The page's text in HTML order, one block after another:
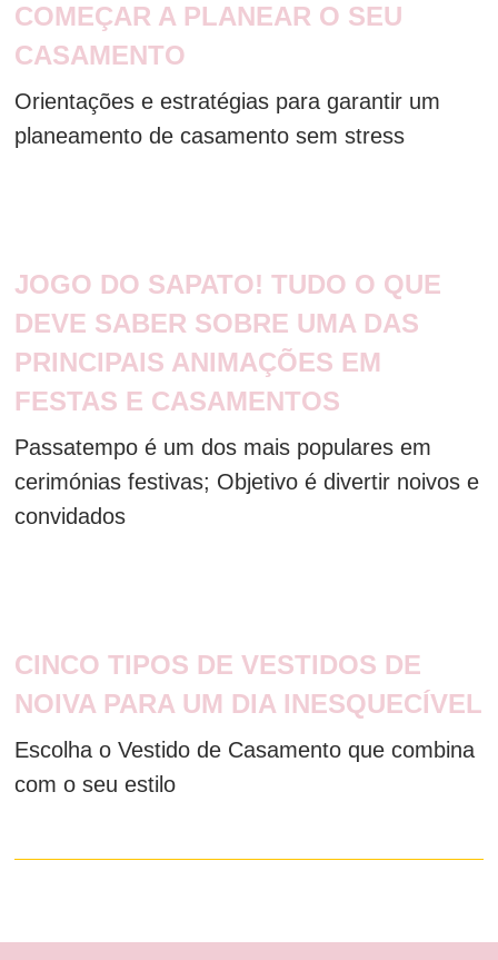
COMEÇAR A PLANEAR O SEU
CASAMENTO
Orientações e estratégias para garantir um
planeamento de casamento sem stress
JOGO DO SAPATO! TUDO O QUE
DEVE SABER SOBRE UMA DAS
PRINCIPAIS ANIMAÇÕES EM
FESTAS E CASAMENTOS
Passatempo é um dos mais populares em
cerimónias festivas; Objetivo é divertir noivos e
convidados
CINCO TIPOS DE VESTIDOS DE
NOIVA PARA UM DIA INESQUECÍVEL
Escolha o Vestido de Casamento que combina
com o seu estilo